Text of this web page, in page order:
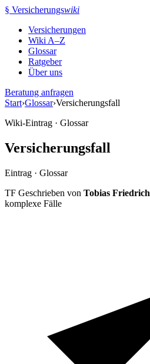
Zum
springen
§ Versicherungswiki
Versicherungen
Wiki A–Z
Glossar
Ratgeber
Über uns
Beratung anfragen
Start›Glossar›Versicherungsfall
Wiki-Eintrag · Glossar
Versicherungsfall
Eintrag · Glossar
TF Geschrieben von Tobias Friedrich
komplexe Fälle